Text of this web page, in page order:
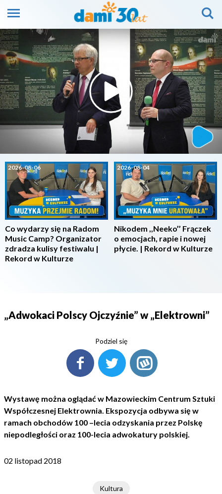
2026-08-06
Co wydarzy się na Radom
Music Camp? Organizator
zdradza kulisy festiwalu |
Rekord w Kulturze
2026-08-04
Nikodem ,,Neeko’’ Frączek
o emocjach, rapie i nowej
płycie. | Rekord w Kulturze
„Adwokaci Polscy Ojczyźnie” w „Elektrowni”
Podziel się
Wystawę można oglądać w Mazowieckim Centrum Sztuki
Współczesnej Elektrownia. Ekspozycja odbywa się w
ramach obchodów 100 –lecia odzyskania przez Polskę
niepodległości oraz 100-lecia adwokatury polskiej.
02 listopad 2018
Kultura